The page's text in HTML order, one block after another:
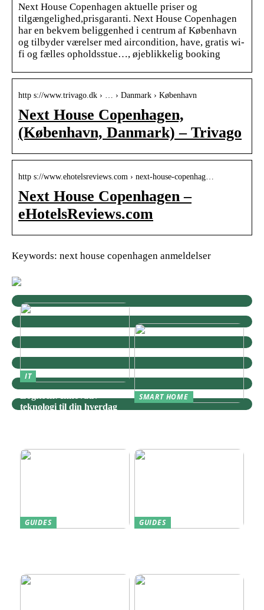
Next House Copenhagen aktuelle priser og
tilgængelighed,prisgaranti. Next House Copenhagen
har en bekvem beliggenhed i centrum af København
og tilbyder værelser med aircondition, have, gratis wi-
fi og fælles opholdsstue…, øjeblikkelig booking
http s://www.trivago.dk › … › Danmark › København
Next House Copenhagen,
(København, Danmark) – Trivago
http s://www.ehotelsreviews.com › next-house-copenhag…
Next House Copenhagen –
eHotelsReviews.com
Keywords: next house copenhagen anmeldelser
IT
teknologi til din hverdag
SMART HOME
GUIDES
GUIDES